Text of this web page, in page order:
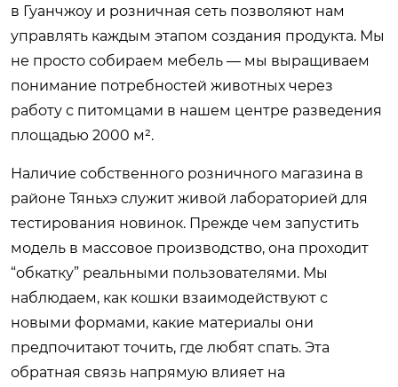
в Гуанчжоу и розничная сеть позволяют нам
управлять каждым этапом создания продукта. Мы
не просто собираем мебель — мы выращиваем
понимание потребностей животных через
работу с питомцами в нашем центре разведения
площадью 2000 м².
Наличие собственного розничного магазина в
районе Тяньхэ служит живой лабораторией для
тестирования новинок. Прежде чем запустить
модель в массовое производство, она проходит
“обкатку” реальными пользователями. Мы
наблюдаем, как кошки взаимодействуют с
новыми формами, какие материалы они
предпочитают точить, где любят спать. Эта
обратная связь напрямую влияет на